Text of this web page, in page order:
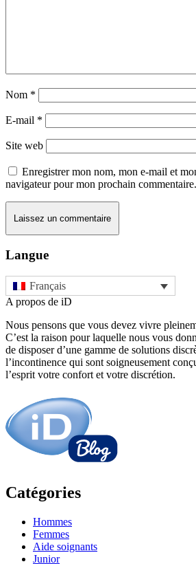
Nom *
E-mail *
Site web
Enregistrer mon nom, mon e-mail et
navigateur pour mon prochain commentaire.
Langue
Français
A propos de iD
Nous pensons que vous devez vivre
C’est la raison pour laquelle nous vous
de disposer d’une gamme de solutions
l’incontinence qui sont soigneusement
l’esprit votre confort et votre discrétion.
Catégories
Hommes
Femmes
Aide soignants
Junior